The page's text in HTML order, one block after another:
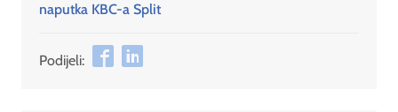
naputka KBC-a Split
Podijeli: